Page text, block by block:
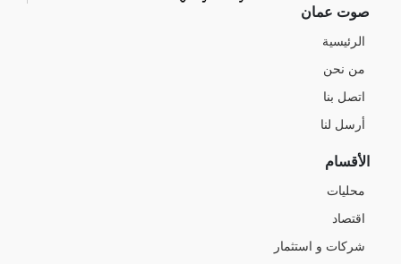
صوت عمان
الرئيسية
من نحن
اتصل بنا
أرسل لنا
الأقسام
محليات
اقتصاد
شركات و استثمار